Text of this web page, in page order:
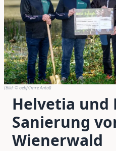
(Bild:© oebf/Imre Antal)
Helvetia und
Sanierung
Wienerwald